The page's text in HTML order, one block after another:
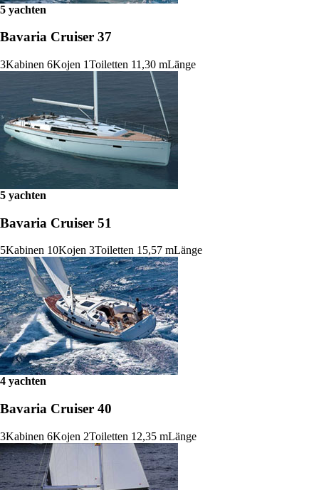
5 yachten
Bavaria Cruiser 37
3Kabinen 6Kojen 1Toiletten 11,30 mLänge
5 yachten
Bavaria Cruiser 51
5Kabinen 10Kojen 3Toiletten 15,57 mLänge
4 yachten
Bavaria Cruiser 40
3Kabinen 6Kojen 2Toiletten 12,35 mLänge